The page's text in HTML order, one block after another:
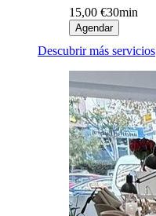
15,00 €30min
Agendar
Descubrir más servicios